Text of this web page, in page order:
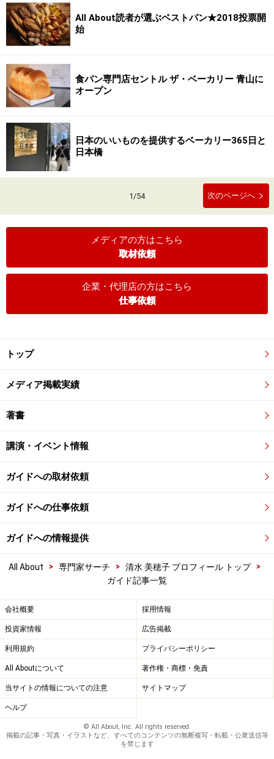
All About読者が選ぶベストパン★2018投票開
始
食パン専門店セントル ザ・ベーカリー 青山に
オープン
日本のいいものを提供するベーカリー365日と
日本橋
1/54 次のページへ
メディアの方はこちら
取材依頼
企業・代理店の方はこちら
仕事依頼
トップ
メディア掲載実績
著書
講演・イベント情報
ガイドへの取材依頼
ガイドへの仕事依頼
ガイドへの情報提供
All About > 専門家サーチ > 清水 美穂子 プロフィール トップ
>
ガイド記事一覧
会社概要 採用情報
投資家情報 広告掲載
利用規約 プライバシーポリシー
All Aboutについて 著作権・商標・免責
当サイトの情報についての注意 サイトマップ
ヘルプ
© All About, Inc. All rights reserved.
掲載の記事・写真・イラストなど、すべてのコンテンツの無断複写・転載・公衆送信等
を禁じます